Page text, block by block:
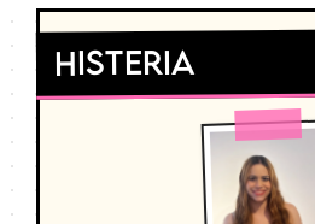
Histeria